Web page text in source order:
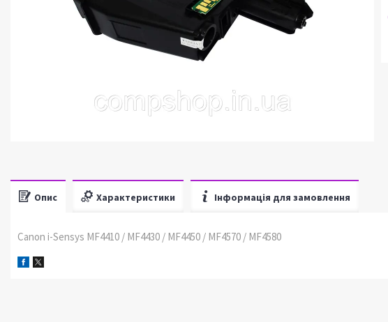
Опис Характеристики Інформація для замовлення
Canon i-Sensys MF4410 / MF4430 / MF4450 / MF4570 / MF4580